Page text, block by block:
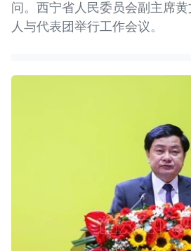
问。西宁省人民委员会副主席
人与代表团举行工作会议。